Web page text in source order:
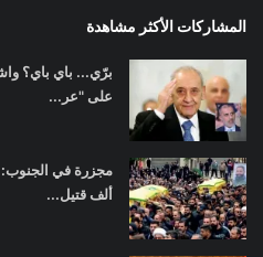
المشاركات الأكثر مشاهدة
برّي... باي باي؟
على "عر...
ألف قتيل...